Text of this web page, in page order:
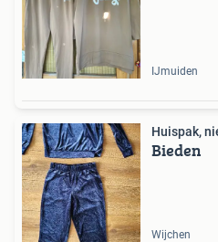
IJmuiden
Huispak,
Bieden
Wijchen